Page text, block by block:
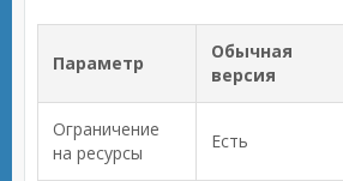
Параметр
Обычная
версия
Ограничение
на ресурсы
Есть